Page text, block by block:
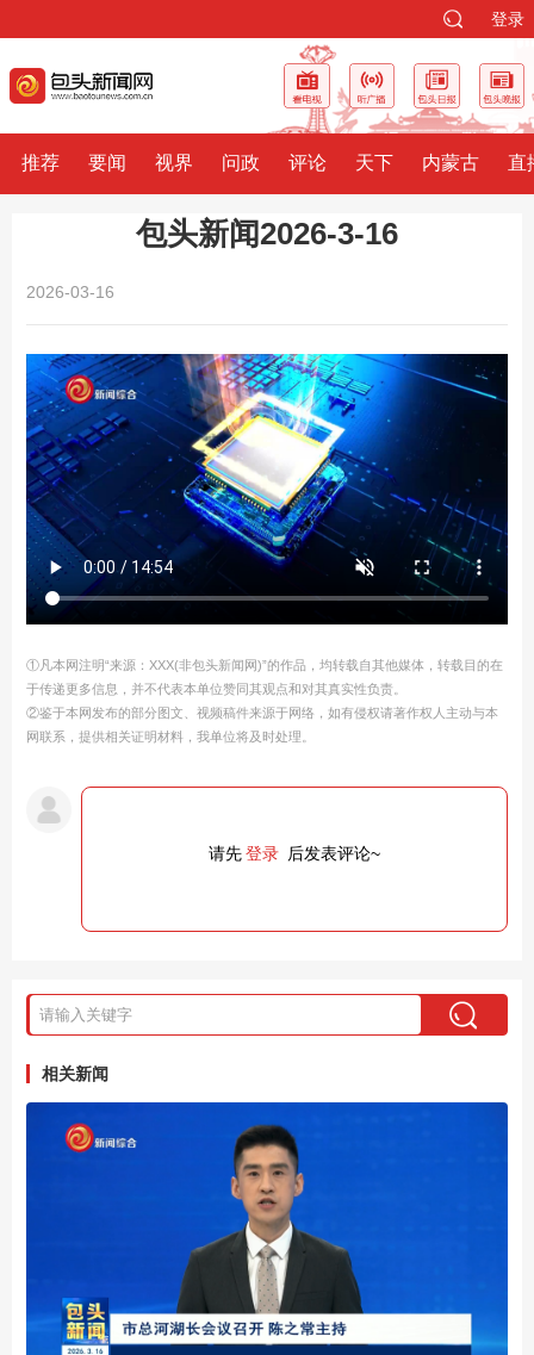
登录
推荐 要闻 视界 问政 评论 天下 内蒙古 直
包头新闻2026-3-16
2026-03-16
①凡本网注明“来源：XXX(非包头新闻网)”的作品，均转载自其他媒体，转载目的在
于传递更多信息，并不代表本单位赞同其观点和对其真实性负责。
②鉴于本网发布的部分图文、视频稿件来源于网络，如有侵权请著作权人主动与本
网联系，提供相关证明材料，我单位将及时处理。
请先登录 后发表评论~
相关新闻